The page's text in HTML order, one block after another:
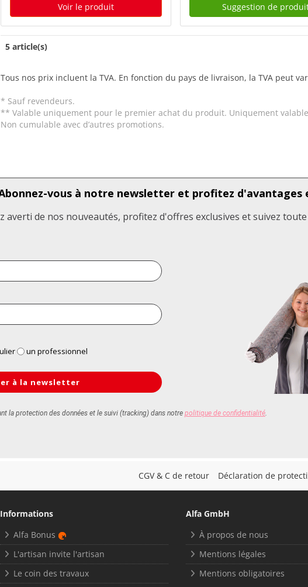
Voir le produit Suggestion de
5 article(s)
Tous nos prix incluent la TVA. En fonction du pays de livraison, la TVA peut
* Sauf revendeurs.
** Valable uniquement pour le premier achat du produit. Uniquement
Non cumulable avec d’autres promotions.
CGV & C de retour Déclaration de
Informations
Alfa Bonus
L'artisan invite l'artisan
Le coin des travaux
Alfa GmbH
À propos de nous
Mentions légales
Mentions obligatoires